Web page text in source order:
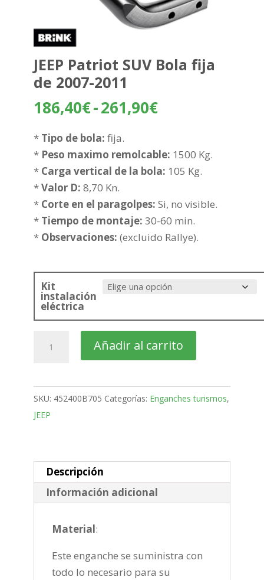
JEEP Patriot SUV Bola fija
de 2007-2011
186,40€-261,90€Rango
desde
186,40€
261,90€
* Tipo de bola: fija.
* Peso maximo remolcable: 1500 Kg.
* Carga vertical de la bola: 105 Kg.
*Valor D: 8,70 Kn.
* Corte en el paragolpes: Si, no visible.
* Tiempo de montaje: 30-60 min.
* Observaciones: (excluido Rallye).
Kit
instalación
eléctrica
Patriot
Bola
fija
de
cantidad
Añadir al carrito
SKU: 452400B705 Categorías: Enganches turismos,
JEEP
Descripción
Información adicional
Material:
Este enganche se suministra con
todo lo necesario para su